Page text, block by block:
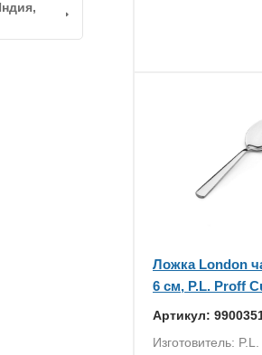
Ложка London
6 см, P.L. Proff
Артикул:
Изготовитель: